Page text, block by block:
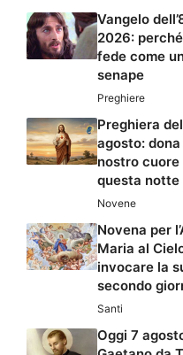
Vangelo
2026:
fede come
senape
Preghiere
Preghiera
agosto:
nostro
questa notte
Novene
Novena per
Maria al
invocare la
secondo
Santi
Oggi 7